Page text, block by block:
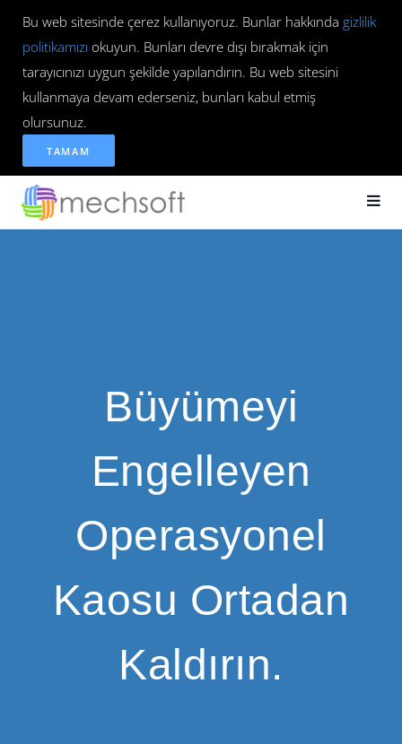
Bu web sitesinde çerez kullanıyoruz. Bunlar hakkında gizlilik
politikamızı okuyun. Bunları devre dışı bırakmak için
tarayıcınızı uygun şekilde yapılandırın. Bu web sitesini
kullanmaya devam ederseniz, bunları kabul etmiş
olursunuz.
TAMAM
Büyümeyi
Engelleyen
Operasyonel
Kaosu Ortadan
Kaldırın.